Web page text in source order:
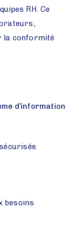
RH. Ce
la conformité
d’information
besoins